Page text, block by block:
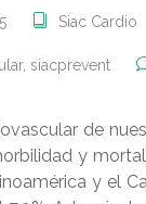
Siac Cardio
, siacprevent
de
y
y el